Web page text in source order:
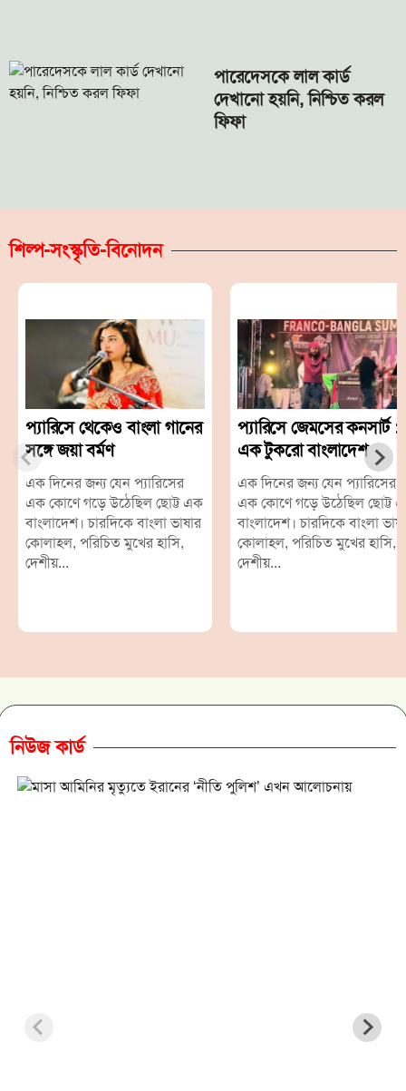
পারেদেসকে লাল কার্ড
দেখানো হয়নি, নিশ্চিত করল
ফিফা
শিল্প-সংস্কৃতি-বিনোদন
প্যারিসে থেকেও বাংলা গানের
সঙ্গে জয়া বর্মণ
এক দিনের জন্য যেন প্যারিসের
এক কোণে গড়ে উঠেছিল ছোট্ট এক
বাংলাদেশ। চারদিকে বাংলা ভাষার
কোলাহল, পরিচিত মুখের হাসি,
দেশীয়...
প্যারিসে জেমসের কনসার্ট :
এক টুকরো বাংলাদেশ
এক দিনের জন্য যেন প্যারিসের
এক কোণে গড়ে উঠেছিল ছোট্ট
বাংলাদেশ। চারদিকে বাংলা
কোলাহল, পরিচিত মুখের হাসি,
দেশীয়...
নিউজ কার্ড